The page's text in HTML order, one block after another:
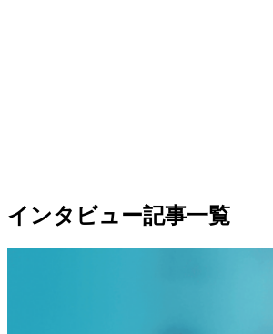
インタビュー記事一覧